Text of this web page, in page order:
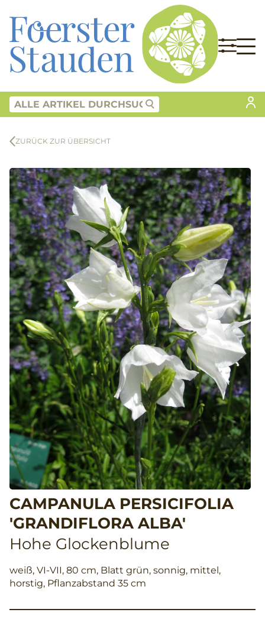
ZURÜCK ZUR ÜBERSICHT
CAMPANULA PERSICIFOLIA
'GRANDIFLORA ALBA'
Hohe Glockenblume
weiß, VI-VII, 80 cm, Blatt grün, sonnig, mittel,
horstig, Pflanzabstand 35 cm